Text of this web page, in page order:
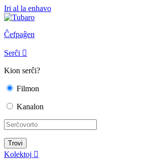
Iri al la enhavo
Ĉefpaĝen
Serĉi 
Kion serĉi?
Filmon
Kanalon
Kolektoj 